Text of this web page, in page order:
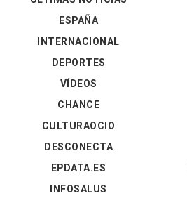
ESPAÑA
INTERNACIONAL
DEPORTES
VÍDEOS
CHANCE
CULTURAOCIO
DESCONECTA
EPDATA.ES
INFOSALUS